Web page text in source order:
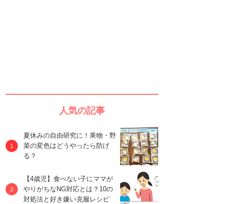
人気の記事
夏休みの自由研究に！果物・野
菜の変色はどうやったら防げ
る？
【4歳児】食べない子にママが
やりがちなNG対応とは？10の
対処法と好き嫌い克服レシピ